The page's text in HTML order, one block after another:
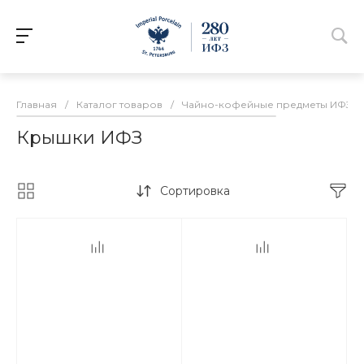
Главная / Каталог товаров / Чайно-кофейные предметы ИФЗ
Крышки ИФЗ
Сортировка